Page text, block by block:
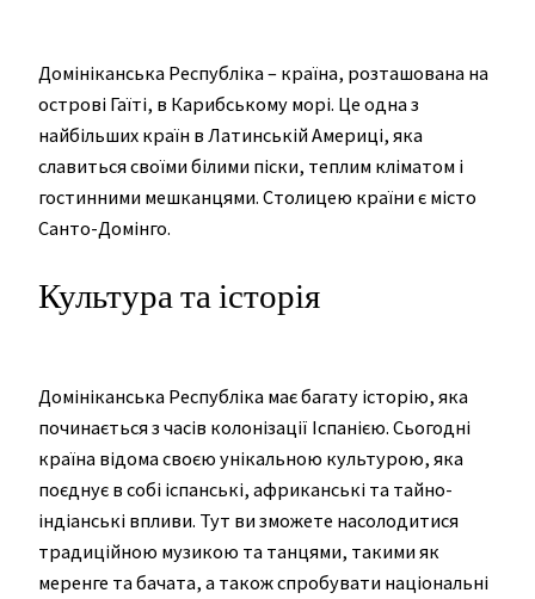
Домініканська Республіка – країна, розташована на
острові Гаїті, в Карибському морі. Це одна з
найбільших країн в Латинській Америці, яка
славиться своїми білими піски, теплим кліматом і
гостинними мешканцями. Столицею країни є місто
Санто-Домінго.
Культура та історія
Домініканська Республіка має багату історію, яка
починається з часів колонізації Іспанією. Сьогодні
країна відома своєю унікальною культурою, яка
поєднує в собі іспанські, африканські та тайно-
індіанські впливи. Тут ви зможете насолодитися
традиційною музикою та танцями, такими як
меренге та бачата, а також спробувати національні